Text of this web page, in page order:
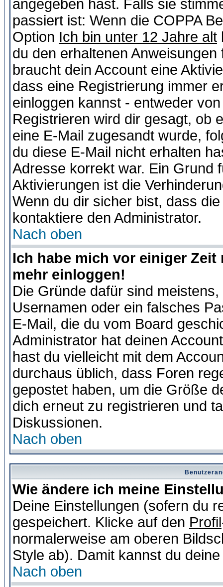
angegeben hast. Falls sie
passiert ist: Wenn die COPPA
Option Ich bin unter 12 Jahre alt
du den erhaltenen
braucht dein Account eine
dass eine Registrierung immer
einloggen kannst - entweder
Registrieren wird dir gesagt, ob
eine E-Mail zugesandt wurde,
du diese E-Mail nicht erhalten
Adresse korrekt war. Ein Grund
Aktivierungen ist die
Wenn du dir sicher bist, dass
kontaktiere den Administrator.
Nach oben
Ich habe mich vor einiger
mehr einloggen!
Die Gründe dafür sind
Usernamen oder ein falsches
E-Mail, die du vom Board
Administrator hat deinen
hast du vielleicht mit dem
durchaus üblich, dass Foren
gepostet haben, um die Größe
dich erneut zu registrieren und
Diskussionen.
Nach oben
Wie ändere ich meine
Deine Einstellungen (sofern du
gespeichert. Klicke auf den Profil
normalerweise am oberen
Style ab). Damit kannst du
Nach oben